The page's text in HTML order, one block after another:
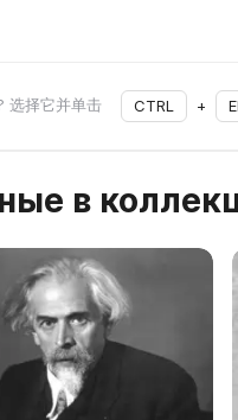
选择它并单击 CTRL +
в